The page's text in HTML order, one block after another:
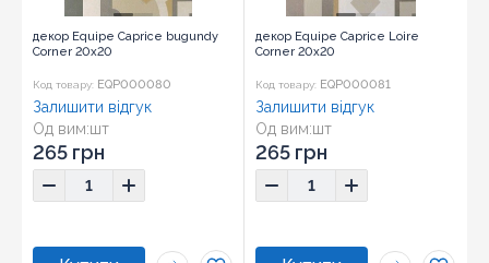
декор Equipe Caprice bugundy
Corner 20x20
Код товару: EQP000080
Од вим:шт
Розмір:20x20
Залишити відгук
265 грн
декор Equipe Caprice Loire
Corner 20x20
Код товару: EQP000081
Од вим:шт
Розмір:20x20
Залишити відгук
265 грн